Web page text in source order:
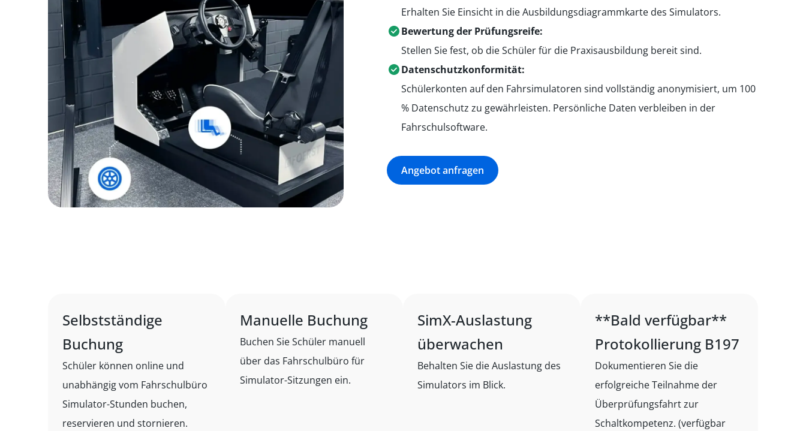
Erhalten Sie Einsicht in die Ausbildungsdiagrammkarte des Simulators.
Bewertung der Prüfungsreife:
Stellen Sie fest, ob die Schüler für die Praxisausbildung bereit sind.
Datenschutzkonformität:
Schülerkonten auf den Fahrsimulatoren sind vollständig anonymisiert, um 100
% Datenschutz zu gewährleisten. Persönliche Daten verbleiben in der
Fahrschulsoftware.
Angebot anfragen
Selbstständige
Buchung
Schüler können online und
unabhängig vom Fahrschulbüro
Simulator-Stunden buchen,
reservieren und stornieren.
Manuelle Buchung
Buchen Sie Schüler manuell
über das Fahrschulbüro für
Simulator-Sitzungen ein.
SimX-Auslastung
überwachen
Behalten Sie die Auslastung des
Simulators im Blick.
**Bald verfügbar**
Protokollierung B197
Dokumentieren Sie die
erfolgreiche Teilnahme der
Überprüfungsfahrt zur
Schaltkompetenz. (verfügbar